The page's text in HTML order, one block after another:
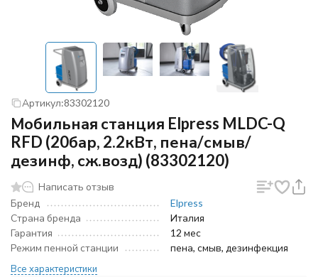
Артикул:83302120
Мобильная станция Elpress MLDC-Q
RFD (20бар, 2.2кВт, пена/смыв/
дезинф, сж.возд) (83302120)
Написать отзыв
Бренд
Elpress
Страна бренда
Италия
Гарантия
12 мес
Режим пенной станции
пена, смыв, дезинфекция
Все характеристики